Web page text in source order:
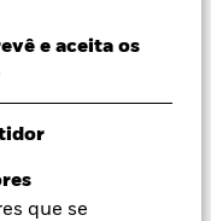
e aceita os
que se
Morningstar